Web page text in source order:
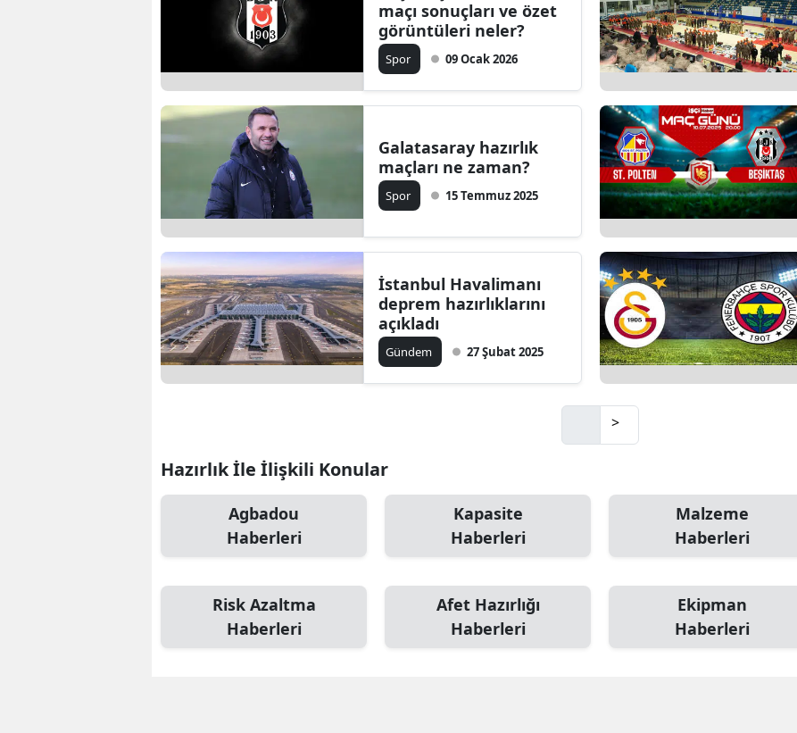
Erzincan
Erzurum
Eskişehir
Gaziantep
Giresun
Hakkari
Hatay
Mersin
Kastamonu
Kayseri
Kırşehir
Kocaeli
maçı sonuçları ve özet
görüntüleri neler?
Spor 09 Ocak 2026
Galatasaray hazırlık
maçları ne zaman?
Spor 15 Temmuz 2025
İstanbul Havalimanı
deprem hazırlıklarını
açıkladı
Gündem 27 Şubat 2025
>
Hazırlık İle İlişkili Konular
Agbadou
Haberleri
Kapasite
Haberleri
Malzeme
Haberleri
Risk Azaltma
Haberleri
Afet Hazırlığı
Haberleri
Ekipman
Haberleri